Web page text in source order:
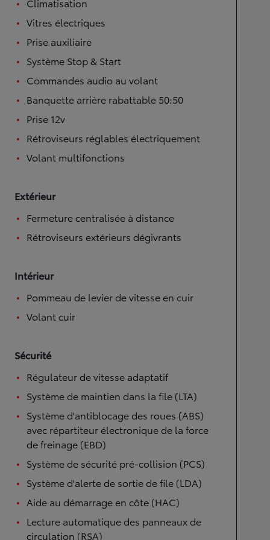
Vitres électriques
Prise auxiliaire
Système Stop & Start
Commandes audio au volant
Banquette arrière rabattable 50:50
Prise 12v
Rétroviseurs réglables électriquement
Volant multifonctions
Extérieur
Fermeture centralisée à distance
Rétroviseurs extérieurs dégivrants
Intérieur
Pommeau de levier de vitesse en cuir
Volant cuir
Sécurité
Régulateur de vitesse adaptatif
Système de maintien dans la file (LTA)
Système d'antiblocage des roues (ABS)
avec répartiteur électronique de la force
de freinage (EBD)
Système de sécurité pré-collision (PCS)
Système d'alerte de sortie de file (LDA)
Aide au démarrage en côte (HAC)
Lecture automatique des panneaux de
circulation (RSA)